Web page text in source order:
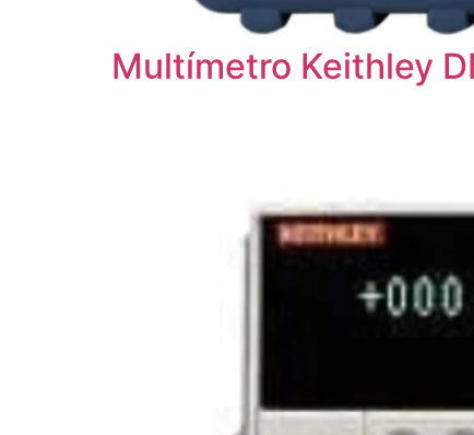
Multímetro Keithley